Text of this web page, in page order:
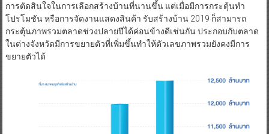
กระตุ้นภาพรวมตลาดช่วงปลายปีได้ค่อนข้างดีเช่นกัน ประกอบกับตลาด
ในต่างจังหวัดมีการขยายตัวที่เพิ่มขึ้นทำให้ตัวเลขภาพรวมยังคงมีการ
ขยายตัวได้